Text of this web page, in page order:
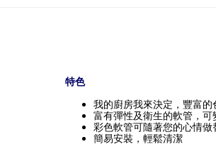
特色
我的廚房我來決定，豐富
富有彈性及衛生的軟管，
彩色軟管可隨著您的心情做
簡易安裝，輕鬆清潔